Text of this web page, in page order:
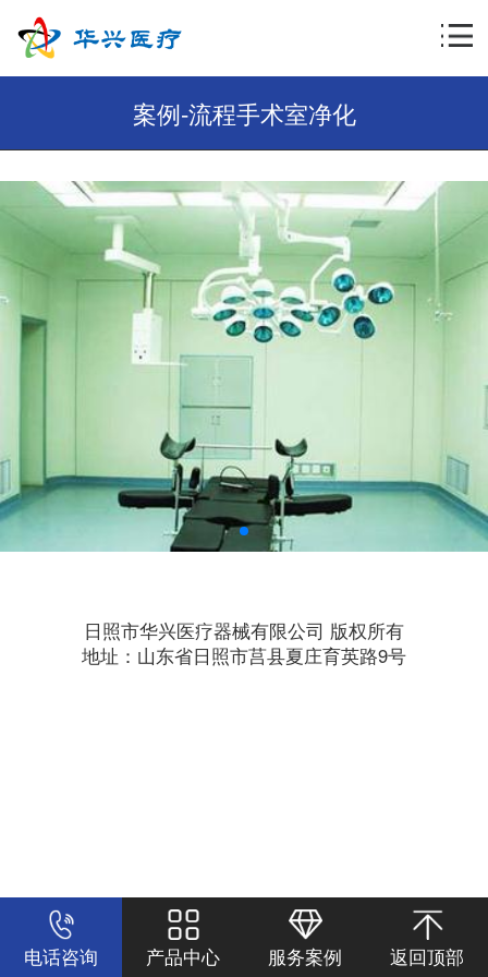
案例-流程手术室净化
日照市华兴医疗器械有限公司 版权所有
地址：山东省日照市莒县夏庄育英路9号
电话咨询 产品中心 服务案例 返回顶部